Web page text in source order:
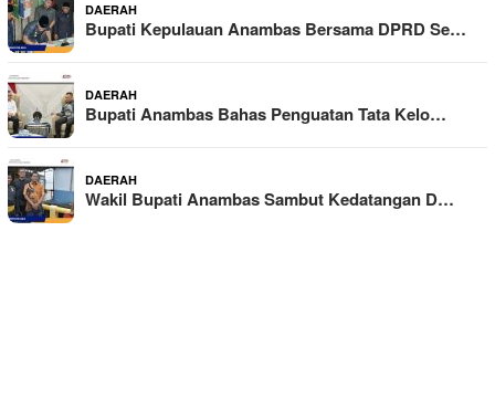
DAERAH
Bupati Kepulauan Anambas Bersama DPRD Se…
DAERAH
Bupati Anambas Bahas Penguatan Tata Kelo…
DAERAH
Wakil Bupati Anambas Sambut Kedatangan D…